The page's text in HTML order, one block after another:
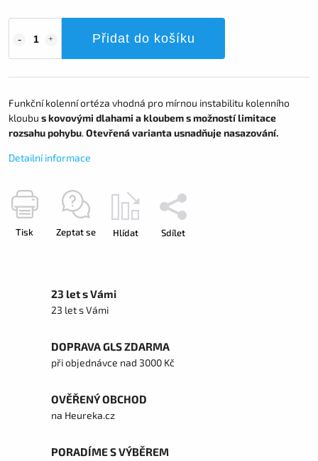
Přidat do košíku
Funkční kolenní ortéza vhodná pro mírnou instabilitu kolenního
kloubu s kovovými dlahami a kloubem s možností limitace
rozsahu pohybu.Otevřená varianta usnadňuje nasazování.
Detailní informace
Tisk Zeptat se Hlídat Sdílet
23 let s Vámi
23 let s Vámi
DOPRAVA GLS ZDARMA
při objednávce nad 3000 Kč
OVĚŘENÝ OBCHOD
na Heureka.cz
PORADÍME S VÝBĚREM